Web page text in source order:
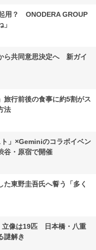
用？ ONODERA GROUP
ら共同意思決定へ 新ガイ
旅行前後の食事に約5割がス
法
」×Geminiのコラボイベン
谷・原宿で開催
東野圭吾氏へ誓う「多く
立像は19匹 日本橋・八重
謎解き